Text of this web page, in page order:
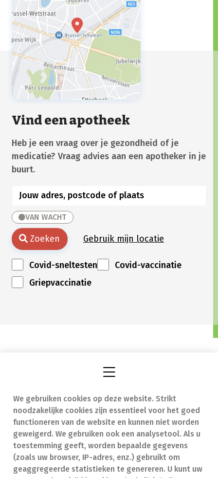
We gebruiken cookies op deze website. Strikt
noodzakelijke cookies zijn essentieel voor het goed
functioneren van de website en kunnen niet worden
geweigerd. We gebruiken ook een analysetool. Als u
toestemming geeft, worden bepaalde gegevens
(zoals uw browser, IP-adres, enz.) gebruikt om
geaggregeerde statistieken te genereren. U kunt uw
Vind een apotheek
Heb je een vraag over je gezondheid of je
medicatie? Vraag advies aan een apotheker in je
buurt.
VAN WACHT
Zoeken Gebruik mijn locatie
Covid-sneltesten
Covid-vaccinatie
Griepvaccinatie
Vind een apotheek
Onze expertise
Ziekten
Geneesmiddelen
In geval van nood
Contact
Veelgestelde vragen
(FAQ)